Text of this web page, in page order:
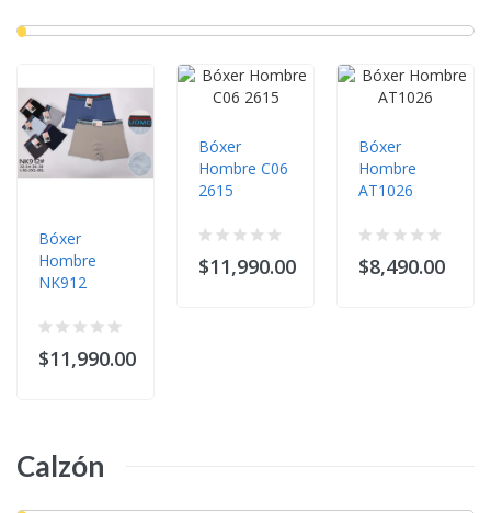
Bóxer
Hombre
NK912
$11,990.00
Bóxer
Hombre C06
2615
$11,990.00
Bóxer
Hombre
AT1026
$8,490.00
Calzón